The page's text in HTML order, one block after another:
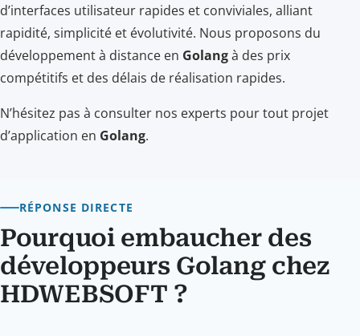
d’interfaces utilisateur rapides et conviviales, alliant
rapidité, simplicité et évolutivité. Nous proposons du
développement à distance en Golangà des prix
compétitifs et des délais de réalisation rapides.
N’hésitez pas à consulter nos experts pour tout projet
d’application en Golang.
RÉPONSE DIRECTE
Pourquoi embaucher des
développeurs Golang chez
HDWEBSOFT ?